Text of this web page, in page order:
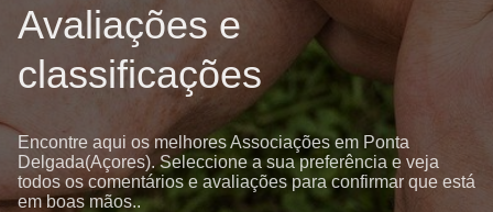
Avaliações e
classificações
Encontre aqui os melhores Associações em Ponta
Delgada(Açores). Seleccione a sua preferência e veja
todos os comentários e avaliações para confirmar que está
em boas mãos..